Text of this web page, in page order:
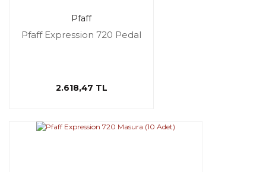
Pfaff
Pfaff Expression 720 Pedal
2.618,47 TL